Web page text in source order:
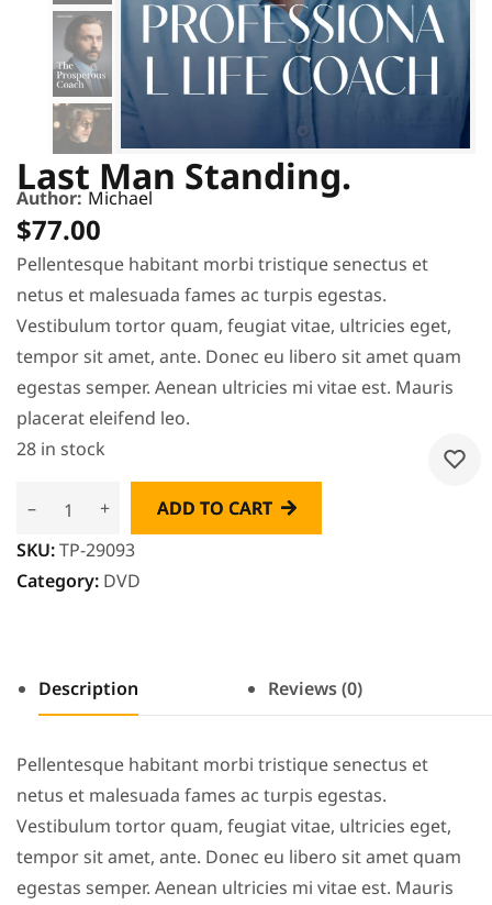
Last Man Standing.
Author: Michael
$77.00
Pellentesque habitant morbi tristique senectus et
netus et malesuada fames ac turpis egestas.
Vestibulum tortor quam, feugiat vitae, ultricies eget,
tempor sit amet, ante. Donec eu libero sit amet quam
egestas semper. Aenean ultricies mi vitae est. Mauris
placerat eleifend leo.
28 in stock
– +
ADD TO CART
SKU:TP-29093
Category: DVD
Description Reviews (0)
Pellentesque habitant morbi tristique senectus et
netus et malesuada fames ac turpis egestas.
Vestibulum tortor quam, feugiat vitae, ultricies eget,
tempor sit amet, ante. Donec eu libero sit amet quam
egestas semper. Aenean ultricies mi vitae est. Mauris